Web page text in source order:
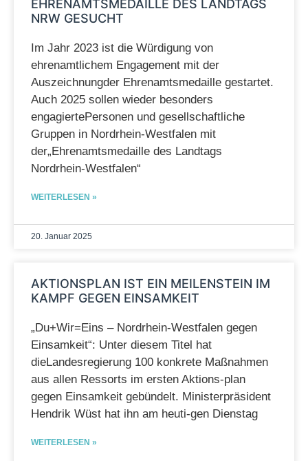
EHRENAMTSMEDAILLE DES LANDTAGS
NRW GESUCHT
Im Jahr 2023 ist die Würdigung von
ehrenamtlichem Engagement mit der
Auszeichnungder Ehrenamtsmedaille gestartet.
Auch 2025 sollen wieder besonders
engagiertePersonen und gesellschaftliche
Gruppen in Nordrhein-Westfalen mit
der„Ehrenamtsmedaille des Landtags
Nordrhein-Westfalen“
WEITERLESEN »
20. Januar 2025
AKTIONSPLAN IST EIN MEILENSTEIN IM
KAMPF GEGEN EINSAMKEIT
„Du+Wir=Eins – Nordrhein-Westfalen gegen
Einsamkeit“: Unter diesem Titel hat
dieLandesregierung 100 konkrete Maßnahmen
aus allen Ressorts im ersten Aktions-plan
gegen Einsamkeit gebündelt. Ministerpräsident
Hendrik Wüst hat ihn am heuti-gen Dienstag
WEITERLESEN »